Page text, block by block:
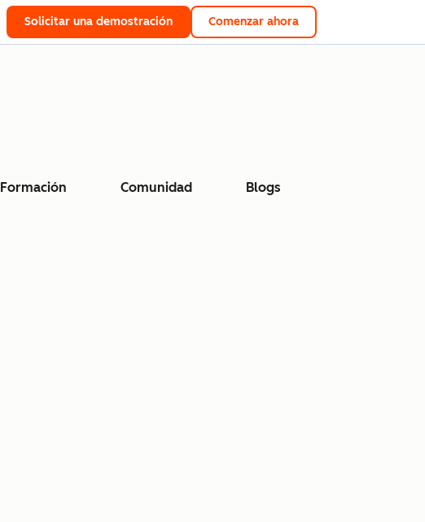
Solicitar una demostración Comenzar ahora
Formación Comunidad Blogs